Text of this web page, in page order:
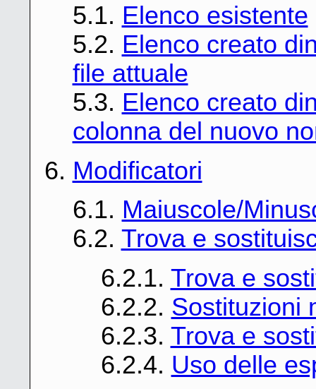
5.1. Elenco esistente
5.2. Elenco creato
file attuale
5.3. Elenco creato
colonna del nuovo
6. Modificatori
6.1. Maiuscole/
6.2. Trova e
6.2.1. Trova e
6.2.2. Sostituzioni
6.2.3. Trova e
6.2.4. Uso delle